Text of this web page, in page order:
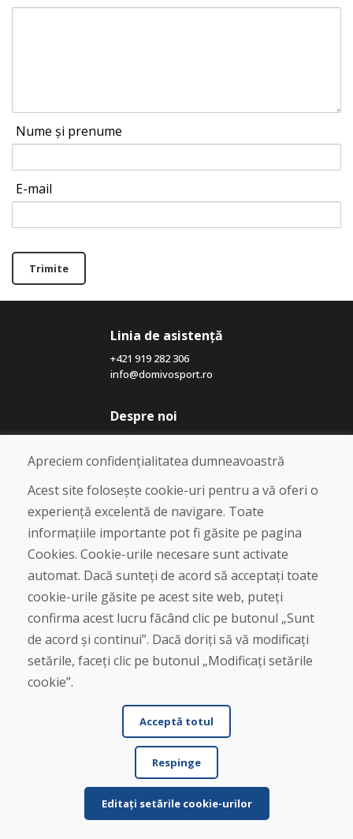
Nume și prenume
E-mail
Trimite
Linia de asistență
+421 919 282 306
info@domivosport.ro
Despre noi
Blog
Despre noi
Magazin
Contact
Cumpărare
Magazin online
Livrare și plată
Plângere
Retur și schimb de mărfuri
Protecția datelor cu caracter personal
Cookies
© DOMIVOSPORT 2026, Toate drepturile rezervate
Apreciem confidențialitatea dumneavoastră
Acest site folosește cookie-uri pentru a vă oferi o
experiență excelentă de navigare. Toate
informațiile importante pot fi găsite pe pagina
Cookies. Cookie-urile necesare sunt activate
automat. Dacă sunteți de acord să acceptați toate
cookie-urile găsite pe acest site web, puteți
confirma acest lucru făcând clic pe butonul „Sunt
de acord și continui”. Dacă doriți să vă modificați
setările, faceți clic pe butonul „Modificați setările
cookie”.
Acceptă totul
Respinge
Editați setările cookie-urilor